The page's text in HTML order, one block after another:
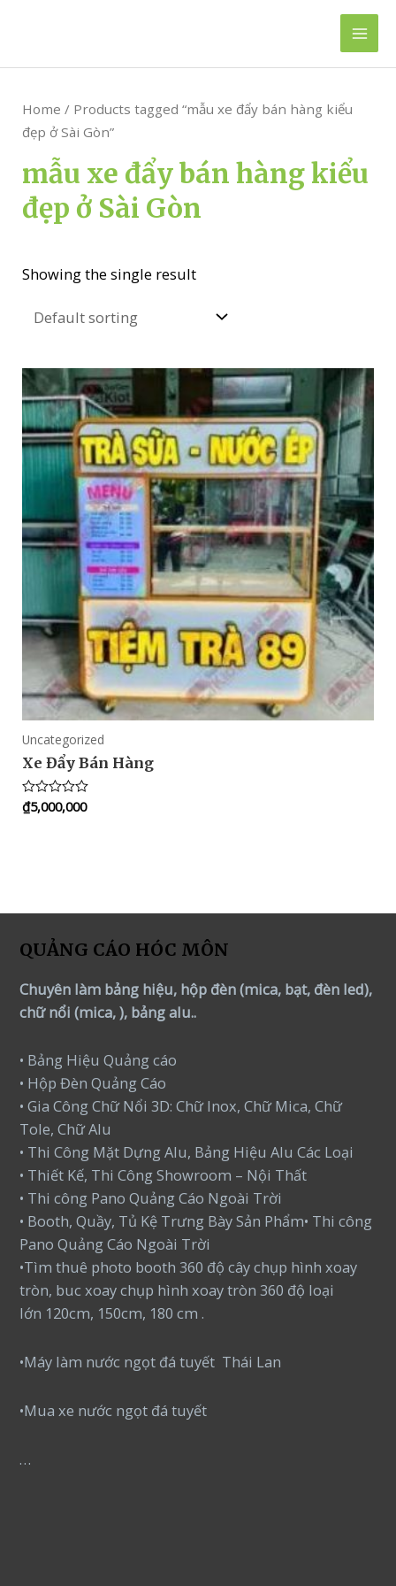
Main
Home / Products tagged “mẫu xe đẩy bán hàng kiểu
đẹp ở Sài Gòn”
mẫu xe đẩy bán hàng kiểu
đẹp ở Sài Gòn
Showing the single result
Uncategorized
Xe Đẩy Bán Hàng
Rated
0
₫5,000,000
QUẢNG CÁO HÓC MÔN
Chuyên làm bảng hiệu, hộp đèn (mica, bạt, đèn led),
chữ nổi (mica, ), bảng alu..
• Bảng Hiệu Quảng cáo
• Hộp Đèn Quảng Cáo
• Gia Công Chữ Nổi 3D: Chữ Inox, Chữ Mica, Chữ
Tole, Chữ Alu
• Thi Công Mặt Dựng Alu, Bảng Hiệu Alu Các Loại
• Thiết Kế, Thi Công Showroom – Nội Thất
• Thi công Pano Quảng Cáo Ngoài Trời
• Booth, Quầy, Tủ Kệ Trưng Bày Sản Phẩm• Thi công
Pano Quảng Cáo Ngoài Trời
•Tìm thuê photo booth 360 độ cây chụp hình xoay
tròn, buc xoay chụp hình xoay tròn 360 độ loại
lớn 120cm, 150cm, 180 cm .
•Máy làm nước ngọt đá tuyết Thái Lan
•Mua xe nước ngọt đá tuyết
…